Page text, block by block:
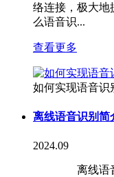
络连接，极大地
么语音识...
查看更多
如何实现语音识
离线语音识别简
2024.09
离线语音识